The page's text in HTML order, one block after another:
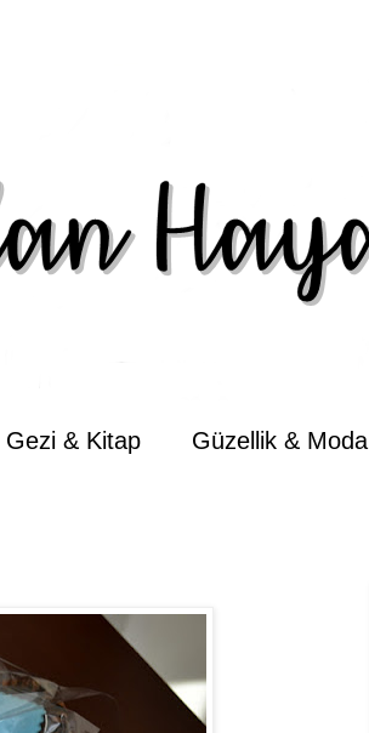
Gezi & Kitap Güzellik & Moda